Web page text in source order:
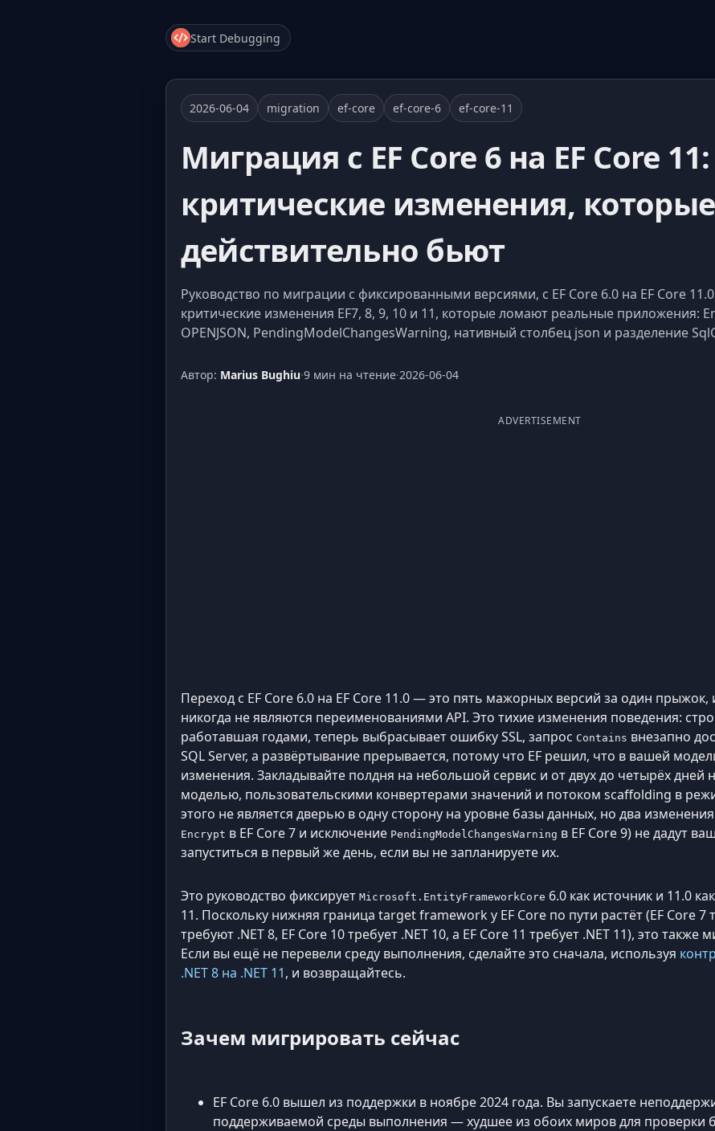
Start Debugging
2026-06-04 migration ef-core ef-core-6 ef-core-11
Миграция с EF Core 6 на EF Core 11:
критические изменения, которые
действительно бьют
Руководство по миграции с фиксированными версиями, с EF Core 6.0 на EF Core
критические изменения EF7, 8, 9, 10 и 11, которые ломают реальные приложения:
OPENJSON, PendingModelChangesWarning, нативный столбец json и разделение
Автор: Marius Bughiu·9 мин на чтение·2026-06-04
ADVERTISEMENT
Переход с EF Core 6.0 на EF Core 11.0 — это пять мажорных версий за один
никогда не являются переименованиями API. Это тихие изменения поведения:
работавшая годами, теперь выбрасывает ошибку SSL, запрос Contains внезапно
SQL Server, а развёртывание прерывается, потому что EF решил, что в вашей
изменения. Закладывайте полдня на небольшой сервис и от двух до четырёх дней
моделью, пользовательскими конвертерами значений и потоком scaffolding в
этого не является дверью в одну сторону на уровне базы данных, но два
Encrypt в EF Core 7 и исключение PendingModelChangesWarning в EF Core 9) не дадут
запуститься в первый же день, если вы не запланируете их.
Это руководство фиксирует Microsoft.EntityFrameworkCore 6.0 как источник и 11.0
11. Поскольку нижняя граница target framework у EF Core по пути растёт (EF Core 7
требуют .NET 8, EF Core 10 требует .NET 10, а EF Core 11 требует .NET 11), это
Если вы ещё не перевели среду выполнения, сделайте это сначала, используя
.NET 8 на .NET 11, и возвращайтесь.
Зачем мигрировать сейчас
EF Core 6.0 вышел из поддержки в ноябре 2024 года. Вы запускаете
поддерживаемой среды выполнения — худшее из обоих миров для проверки